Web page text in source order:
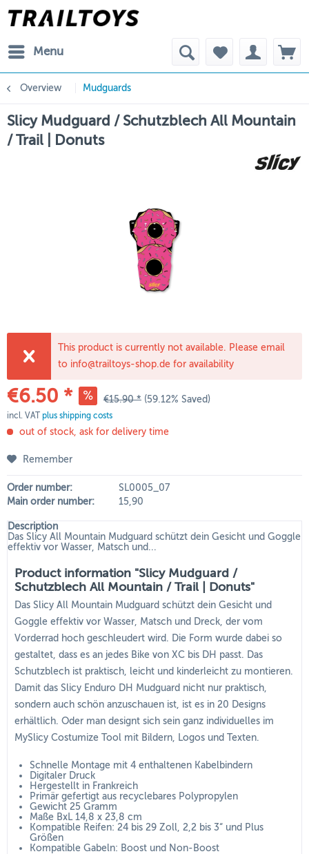
Menu
Overview Mudguards
Slicy Mudguard / Schutzblech All Mountain
/ Trail | Donuts
This product is currently not available. Please email
to info@trailtoys-shop.de for availability
€6.50 * €15.90 * (59.12% Saved)
incl. VAT plus shipping costs
out of stock, ask for delivery time
Remember
Order number:
SL0005_07
Main order number:
15,90
Description
Das Slicy All Mountain Mudguard schützt dein Gesicht und Goggle
effektiv vor Wasser, Matsch und...
Product information "Slicy Mudguard /
Schutzblech All Mountain / Trail | Donuts"
Das Slicy All Mountain Mudguard schützt dein Gesicht und
Goggle effektiv vor Wasser, Matsch und Dreck, der vom
Vorderrad hoch geschleudert wird. Die Form wurde dabei so
gestaltet, dass es an jedes Bike von XC bis DH passt. Das
Schutzblech ist praktisch, leicht und kinderleicht zu montieren.
Damit das Slicy Enduro DH Mudguard nicht nur praktisch,
sondern auch schön anzuschauen ist, ist es in 20 Designs
erhältlich. Oder man designt sich sein ganz individuelles im
MySlicy Costumize Tool mit Bildern, Logos und Texten.
Schnelle Montage mit 4 enthaltenen Kabelbindern
Digitaler Druck
Hergestellt in Frankreich
Primär gefertigt aus recyclebares Polypropylen
Gewicht 25 Gramm
Maße BxL 14,8 x 23,8 cm
Kompatible Reifen: 24 bis 29 Zoll, 2,2 bis 3“ und Plus
Größen
Kompatible Gabeln: Boost und Non-Boost